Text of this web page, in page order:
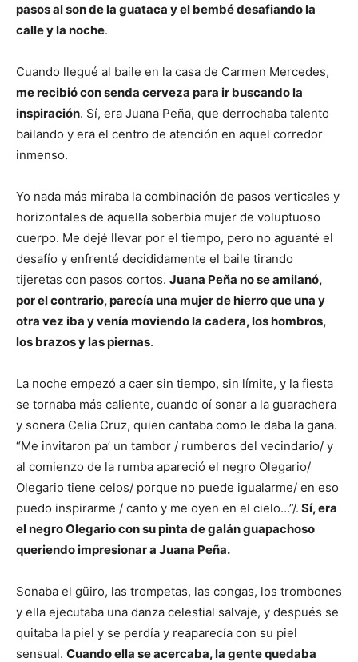
pasos al son de la guataca y el bembé desafiando la
calle y la noche.
Cuando llegué al baile en la casa de Carmen Mercedes,
me recibió con senda cerveza para ir buscando la
inspiración. Sí, era Juana Peña, que derrochaba talento
bailando y era el centro de atención en aquel corredor
inmenso.
Yo nada más miraba la combinación de pasos verticales y
horizontales de aquella soberbia mujer de voluptuoso
cuerpo. Me dejé llevar por el tiempo, pero no aguanté el
desafío y enfrenté decididamente el baile tirando
tijeretas con pasos cortos. Juana Peña no se amilanó,
por el contrario, parecía una mujer de hierro que una y
otra vez iba y venía moviendo la cadera, los hombros,
los brazos y las piernas.
La noche empezó a caer sin tiempo, sin límite, y la fiesta
se tornaba más caliente, cuando oí sonar a la guarachera
y sonera Celia Cruz, quien cantaba como le daba la gana.
“Me invitaron pa’ un tambor / rumberos del vecindario/ y
al comienzo de la rumba apareció el negro Olegario/
Olegario tiene celos/ porque no puede igualarme/ en eso
puedo inspirarme / canto y me oyen en el cielo…”/. Sí, era
el negro Olegario con su pinta de galán guapachoso
queriendo impresionar a Juana Peña.
Sonaba el güiro, las trompetas, las congas, los trombones
y ella ejecutaba una danza celestial salvaje, y después se
quitaba la piel y se perdía y reaparecía con su piel
sensual. Cuando ella se acercaba, la gente quedaba